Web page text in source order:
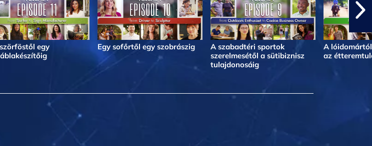
egy
Egy sofőrtől egy szobrászig
A szabadtéri sportok
szerelmesétől a sütibiznisz
tulajdonosáig
A lóidomártól
az